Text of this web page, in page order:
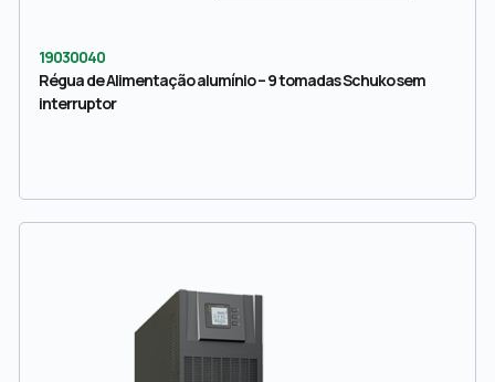
19030040
Régua de Alimentação alumínio – 9 tomadas Schuko sem
interruptor